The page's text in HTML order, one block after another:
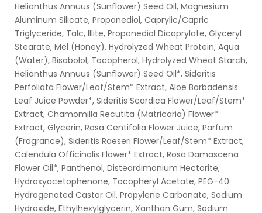
Helianthus Annuus (Sunflower) Seed Oil, Magnesium
Aluminum Silicate, Propanediol, Caprylic/Capric
Triglyceride, Talc, Illite, Propanediol Dicaprylate, Glyceryl
Stearate, Mel (Honey), Hydrolyzed Wheat Protein, Aqua
(Water), Bisabolol, Tocopherol, Hydrolyzed Wheat Starch,
Helianthus Annuus (Sunflower) Seed Oil*, Sideritis
Perfoliata Flower/Leaf/Stem* Extract, Aloe Barbadensis
Leaf Juice Powder*, Sideritis Scardica Flower/Leaf/Stem*
Extract, Chamomilla Recutita (Matricaria) Flower*
Extract, Glycerin, Rosa Centifolia Flower Juice, Parfum
(Fragrance), Sideritis Raeseri Flower/Leaf/Stem* Extract,
Calendula Officinalis Flower* Extract, Rosa Damascena
Flower Oil*, Panthenol, Disteardimonium Hectorite,
Hydroxyacetophenone, Tocopheryl Acetate, PEG-40
Hydrogenated Castor Oil, Propylene Carbonate, Sodium
Hydroxide, Ethylhexylglycerin, Xanthan Gum, Sodium